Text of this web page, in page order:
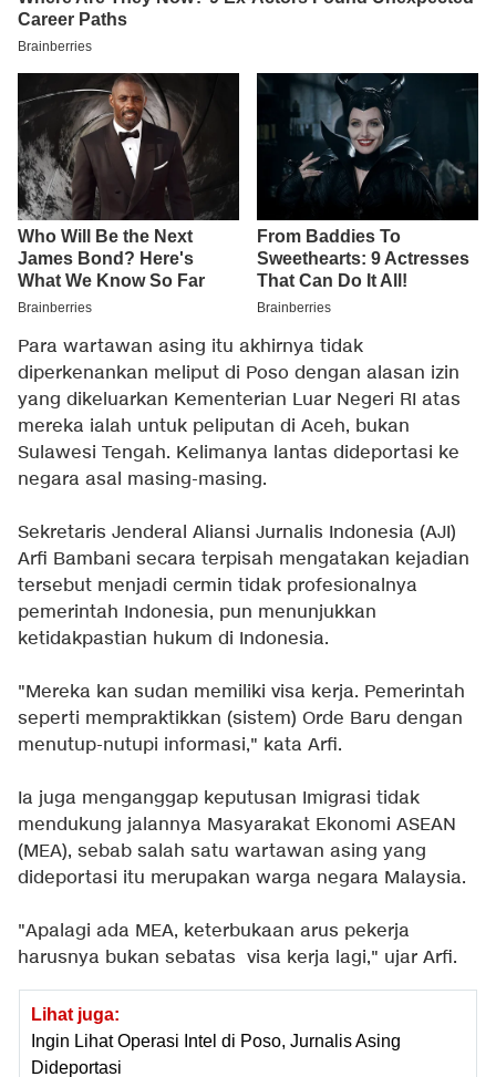
Para wartawan asing itu akhirnya tidak
diperkenankan meliput di Poso dengan alasan izin
yang dikeluarkan Kementerian Luar Negeri RI atas
mereka ialah untuk peliputan di Aceh, bukan
Sulawesi Tengah. Kelimanya lantas dideportasi ke
negara asal masing-masing.
Sekretaris Jenderal Aliansi Jurnalis Indonesia (AJI)
Arfi Bambani secara terpisah mengatakan kejadian
tersebut menjadi cermin tidak profesionalnya
pemerintah Indonesia, pun menunjukkan
ketidakpastian hukum di Indonesia.
"Mereka kan sudan memiliki visa kerja. Pemerintah
seperti mempraktikkan (sistem) Orde Baru dengan
menutup-nutupi informasi," kata Arfi.
Ia juga menganggap keputusan Imigrasi tidak
mendukung jalannya Masyarakat Ekonomi ASEAN
(MEA), sebab salah satu wartawan asing yang
dideportasi itu merupakan warga negara Malaysia.
"Apalagi ada MEA, keterbukaan arus pekerja
harusnya bukan sebatas visa kerja lagi," ujar Arfi.
Lihat juga:
Ingin Lihat Operasi Intel di Poso, Jurnalis Asing
Dideportasi